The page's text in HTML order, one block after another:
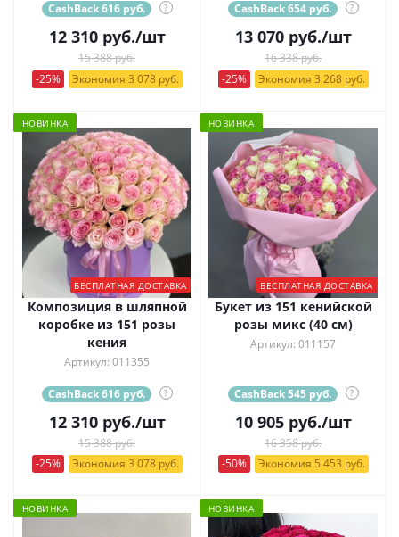
CashBack 616 руб. ?
12 310руб./шт
15 388 руб.
-25%
Экономия 3 078 руб.
CashBack 654 руб. ?
13 070руб./шт
16 338 руб.
-25%
Экономия 3 268 руб.
НОВИНКА
БЕСПЛАТНАЯ ДОСТАВКА
Композиция в шляпной
коробке из 151 розы
кения
Артикул: 011355
CashBack 616 руб. ?
12 310руб./шт
15 388 руб.
-25%
Экономия 3 078 руб.
НОВИНКА
БЕСПЛАТНАЯ ДОСТАВКА
Букет из 151 кенийской
розы микс (40 см)
Артикул: 011157
CashBack 545 руб. ?
10 905руб./шт
16 358 руб.
-50%
Экономия 5 453 руб.
НОВИНКА НОВИНКА